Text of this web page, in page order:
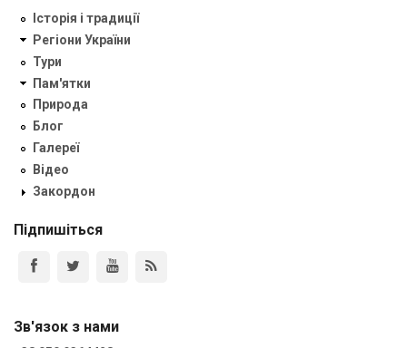
Історія і традиції
Регіони України
Тури
Пам'ятки
Природа
Блог
Галереї
Відео
Закордон
Підпишіться
Зв'язок з нами